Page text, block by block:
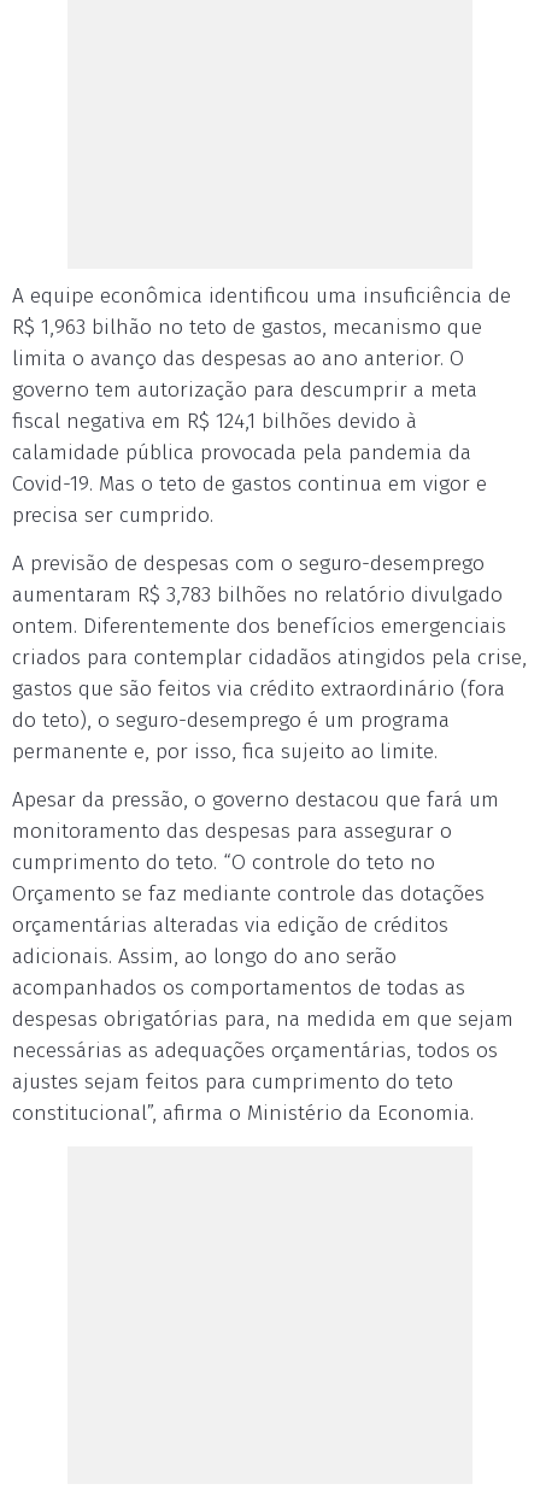
A equipe econômica identificou uma insuficiência de
R$ 1,963 bilhão no teto de gastos, mecanismo que
limita o avanço das despesas ao ano anterior. O
governo tem autorização para descumprir a meta
fiscal negativa em R$ 124,1 bilhões devido à
calamidade pública provocada pela pandemia da
Covid-19. Mas o teto de gastos continua em vigor e
precisa ser cumprido.
A previsão de despesas com o seguro-desemprego
aumentaram R$ 3,783 bilhões no relatório divulgado
ontem. Diferentemente dos benefícios emergenciais
criados para contemplar cidadãos atingidos pela crise,
gastos que são feitos via crédito extraordinário (fora
do teto), o seguro-desemprego é um programa
permanente e, por isso, fica sujeito ao limite.
Apesar da pressão, o governo destacou que fará um
monitoramento das despesas para assegurar o
cumprimento do teto. “O controle do teto no
Orçamento se faz mediante controle das dotações
orçamentárias alteradas via edição de créditos
adicionais. Assim, ao longo do ano serão
acompanhados os comportamentos de todas as
despesas obrigatórias para, na medida em que sejam
necessárias as adequações orçamentárias, todos os
ajustes sejam feitos para cumprimento do teto
constitucional”, afirma o Ministério da Economia.